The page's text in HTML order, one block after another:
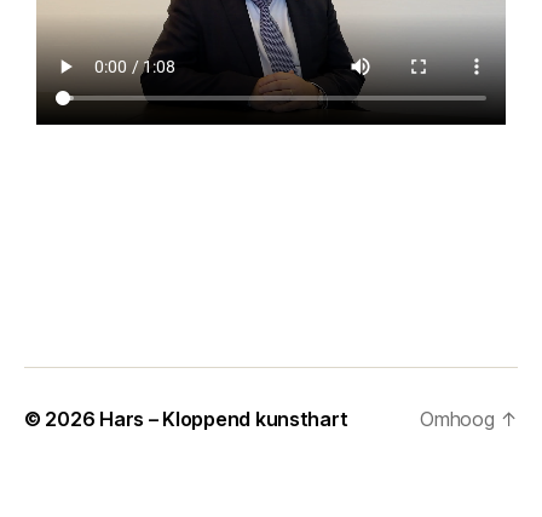
© 2026 Hars – Kloppend kunsthart Omhoog ↑